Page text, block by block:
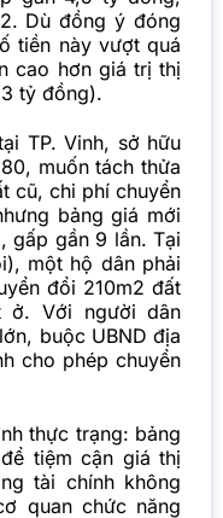
Dù đồng ý đóng
tiền này vượt quá
cao hơn giá trị thị
tỷ đồng).
TP. Vinh, sở hữu
muốn tách thửa
cũ, chi phí chuyển
bảng giá mới
gấp gần 9 lần. Tại
một hộ dân phải
đổi 210m2 đất
ở. Với người dân
buộc UBND địa
cho phép chuyển
thực trạng: bảng
tiệm cận giá thị
tài chính không
quan chức năng